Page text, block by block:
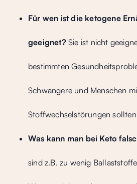
Für wen ist die ketogene
geeignet?Sie ist nicht
bestimmten
Schwangere und Menschen
Stoffwechselstörungen
Was kann man bei Keto
sind z.B. zu wenig